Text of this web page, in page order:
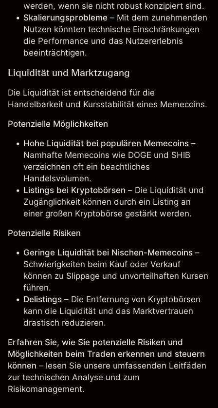
werden, wenn sie nicht robust konzipiert sind.
Skalierungsprobleme – Mit dem zunehmenden
Nutzen könnten technische Einschränkungen
die Performance und das Nutzererlebnis
beeinträchtigen.
Liquidität und Marktzugang
Die Liquidität ist entscheidend für die
Handelbarkeit und Kursstabilität eines Memecoins.
Potenzielle Möglichkeiten
Hohe Liquidität bei populären Memecoins –
Namhafte Memecoins wie DOGE und SHIB
verzeichnen oft ein beachtliches
Handelsvolumen.
Listings bei Kryptobörsen – Die Liquidität und
Zugänglichkeit können durch ein Listing an
einer großen Kryptobörse gestärkt werden.
Potenzielle Risiken
Geringe Liquidität bei Nischen-Memecoins –
Schwierigkeiten beim Kauf oder Verkauf
können zu Slippage und unvorteilhaften Kursen
führen.
Delistings – Die Entfernung von Kryptobörsen
kann die Liquidität und das Marktvertrauen
drastisch reduzieren.
Erfahren Sie, wie Sie potenzielle Risiken und
Möglichkeiten beim Traden erkennen und steuern
können – lesen Sie unsere umfassenden Leitfäden
zur technischen Analyse und zum
Risikomanagement.